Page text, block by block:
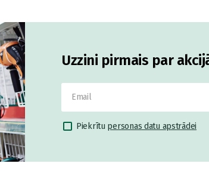
Uzzini pirmais par
Piekrītu personas datu apstrādei